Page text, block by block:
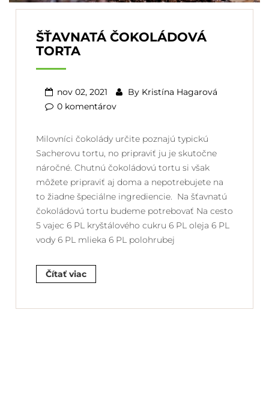
ŠŤAVNATÁ ČOKOLÁDOVÁ
TORTA
nov 02, 2021 By Kristína Hagarová
0 komentárov
Milovníci čokolády určite poznajú typickú
Sacherovu tortu, no pripraviť ju je skutočne
náročné. Chutnú čokoládovú tortu si však
môžete pripraviť aj doma a nepotrebujete na
to žiadne špeciálne ingrediencie. Na šťavnatú
čokoládovú tortu budeme potrebovať Na cesto
5 vajec 6 PL kryštálového cukru 6 PL oleja 6 PL
vody 6 PL mlieka 6 PL polohrubej
Čítať viac